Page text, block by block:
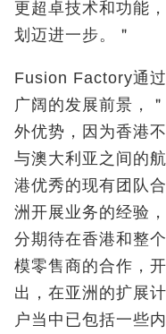
更超卓技术和功能
划迈进一步。＂
Fusion Factory通
广阔的发展前景，
外优势，因为香港
与澳大利亚之间的
港优秀的现有团队
洲开展业务的经验
分期待在香港和整
模零售商的合作，
出，在亚洲的扩展
户当中已包括一些